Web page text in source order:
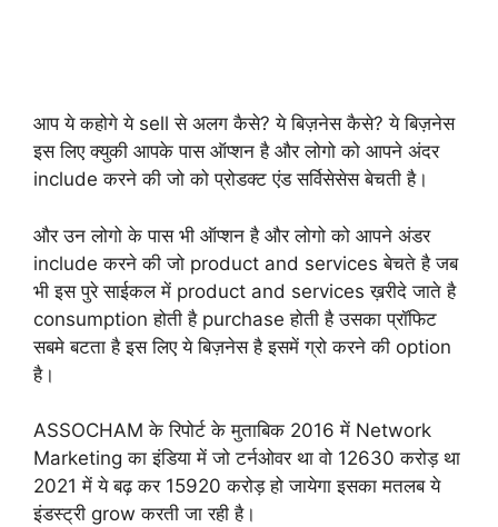
आप ये कहोगे ये sell से अलग कैसे? ये बिज़नेस कैसे? ये बिज़नेस
इस लिए क्युकी आपके पास ऑप्शन है और लोगो को आपने अंदर
include करने की जो को प्रोडक्ट एंड सर्विसेसेस बेचती है।
और उन लोगो के पास भी ऑप्शन है और लोगो को आपने अंडर
include करने की जो product and services बेचते है जब
भी इस पुरे साईकल में product and services ख़रीदे जाते है
consumption होती है purchase होती है उसका प्रॉफिट
सबमे बटता है इस लिए ये बिज़नेस है इसमें ग्रो करने की option
है।
ASSOCHAM के रिपोर्ट के मुताबिक 2016 में Network
Marketing का इंडिया में जो टर्नओवर था वो 12630 करोड़ था
2021 में ये बढ़ कर 15920 करोड़ हो जायेगा इसका मतलब ये
इंडस्ट्री grow करती जा रही है।